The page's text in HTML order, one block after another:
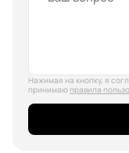
Нажимая на кнопку, я
принимаю правила